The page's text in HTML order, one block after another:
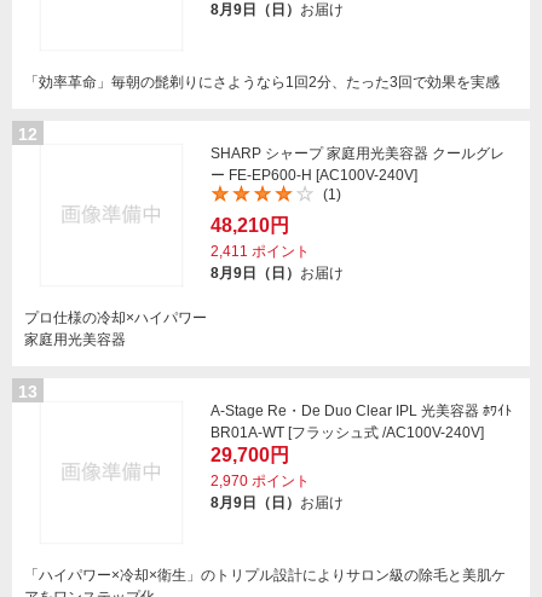
8月9日（日） お届け
「効率革命」毎朝の髭剃りにさようなら1回2分、たった3回で効果を実感
12
SHARP シャープ 家庭用光美容器 クールグレ
ー FE-EP600-H [AC100V-240V]
(1)
48,210円
2,411 ポイント
8月9日（日） お届け
プロ仕様の冷却×ハイパワー
家庭用光美容器
13
A-Stage Re・De Duo Clear IPL 光美容器 ﾎﾜｲﾄ
BR01A-WT [フラッシュ式 /AC100V-240V]
29,700円
2,970 ポイント
8月9日（日） お届け
「ハイパワー×冷却×衛生」のトリプル設計によりサロン級の除毛と美肌ケ